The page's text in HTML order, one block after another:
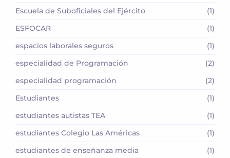
Escuela de Suboficiales del Ejército
(1)
ESFOCAR
(1)
espacios laborales seguros
(1)
especialidad de Programación
(2)
especialidad programación
(2)
Estudiantes
(1)
estudiantes autistas TEA
(1)
estudiantes Colegio Las Américas
(1)
estudiantes de enseñanza media
(1)